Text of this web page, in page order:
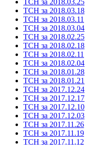
ТСН за 2018.03.18
ТСН за 2018.03.11
ТСН за 2018.03.04
ТСН за 2018.02.25
ТСН за 2018.02.18
ТСН за 2018.02.11
ТСН за 2018.02.04
ТСН за 2018.01.28
ТСН за 2018.01.21
ТСН за 2017.12.24
ТСН за 2017.12.17
ТСН за 2017.12.10
ТСН за 2017.12.03
ТСН за 2017.11.26
ТСН за 2017.11.19
ТСН за 2017.11.12